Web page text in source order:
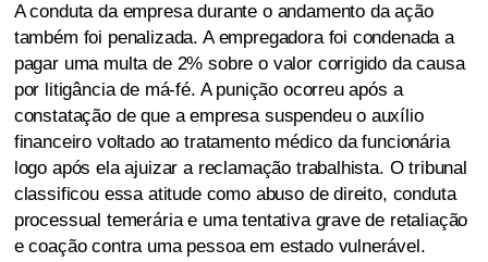
A conduta da empresa durante o andamento da ação
também foi penalizada. A empregadora foi condenada a
pagar uma multa de 2% sobre o valor corrigido da causa
por litigância de má-fé. A punição ocorreu após a
constatação de que a empresa suspendeu o auxílio
financeiro voltado ao tratamento médico da funcionária
logo após ela ajuizar a reclamação trabalhista. O tribunal
classificou essa atitude como abuso de direito, conduta
processual temerária e uma tentativa grave de retaliação
e coação contra uma pessoa em estado vulnerável.